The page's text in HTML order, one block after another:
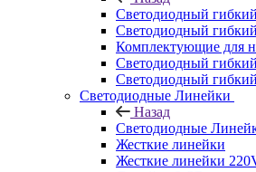
Светодиодный
Светодиодный
Комплектующие для
Светодиодный
Светодиодный
Светодиодные Линейки
Назад
Светодиодные
Жесткие линейки
Жесткие линейки